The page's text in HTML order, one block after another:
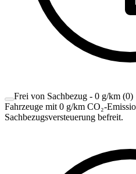
Frei von Sachbezug - 0 g/km (0)
Fahrzeuge mit 0 g/km CO₂-
Sachbezugsversteuerung befreit.